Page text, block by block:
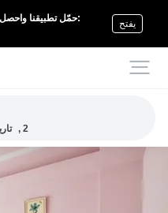
حمّل تطبيقنا
يفتح
, 2